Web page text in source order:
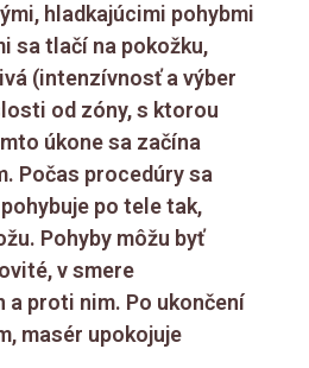
hladkajúcimi pohybmi
sa tlačí na pokožku,
(intenzívnosť a výber
od zóny, s ktorou
úkone sa začína
Počas procedúry sa
po tele tak,
Pohyby môžu byť
v smere
a proti nim. Po ukončení
masér upokojuje